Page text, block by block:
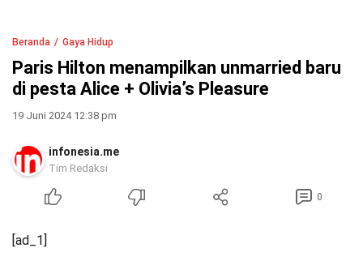
Beranda Gaya Hidup
Paris Hilton menampilkan unmarried baru
di pesta Alice + Olivia’s Pleasure
19 Juni 2024 12:38 pm
infonesia.me
Tim Redaksi
0
[ad_1]